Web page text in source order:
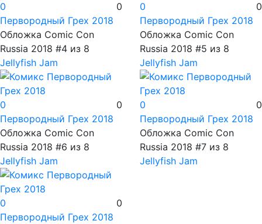
0
0
Первородный Грех 2018
Обложка Comic Con
Russia 2018 #4 из 8
Jellyfish Jam
0
0
Первородный Грех 2018
Обложка Comic Con
Russia 2018 #5 из 8
Jellyfish Jam
0
0
Первородный Грех 2018
Обложка Comic Con
Russia 2018 #6 из 8
Jellyfish Jam
0
0
Первородный Грех 2018
Обложка Comic Con
Russia 2018 #7 из 8
Jellyfish Jam
0
0
Первородный Грех 2018